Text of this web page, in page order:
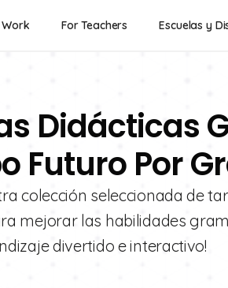
For Teachers Escuelas y
Didácticas
Futuro Por
colección seleccionada de
mejorar las habilidades
divertido e interactivo!